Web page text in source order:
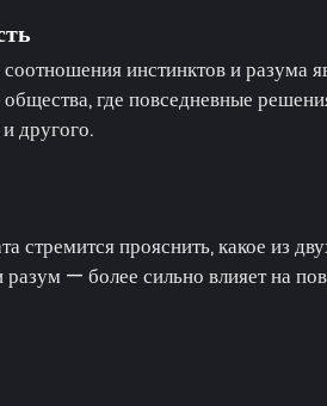
инстинктов и разума
где повседневные
другого.
стремится прояснить, какое из
разум — более сильно влияет на